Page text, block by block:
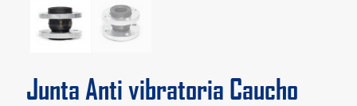
Junta Anti vibratoria Caucho